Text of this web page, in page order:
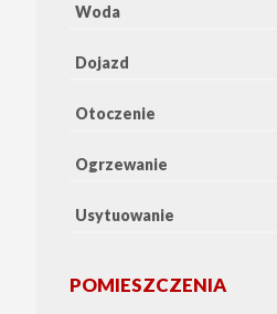
Woda
Dojazd
Otoczenie
Ogrzewanie
Usytuowanie
POMIESZCZENIA